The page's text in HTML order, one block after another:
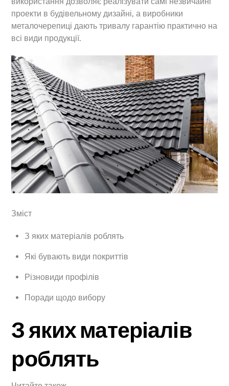
проекти в будівельному дизайні, а виробники
металочерепиці дають тривалу гарантію практично на
всі види продукції.
Зміст
З яких матеріалів роблять
Які бувають види покриттів
Різновиди профілів
Поради щодо вибору
З яких матеріалів
роблять